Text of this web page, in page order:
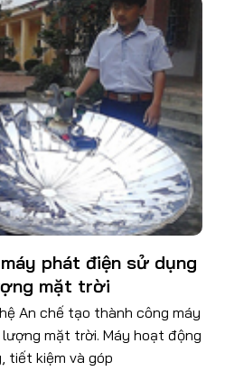
phát điện sử dụng
mặt trời
An chế tạo thành công máy
mặt trời. Máy hoạt động
tiết kiệm và góp